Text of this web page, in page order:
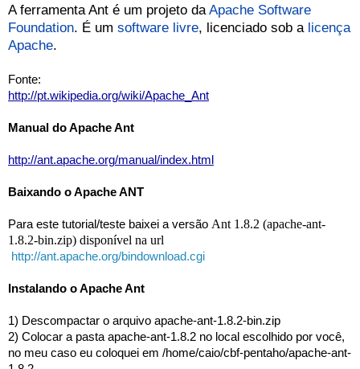
A ferramenta Ant é um projeto da Apache Software
Foundation. É um software livre, licenciado sob a licença
Apache.
Fonte:
http://pt.wikipedia.org/wiki/Apache_Ant
Manual do Apache Ant
http://ant.apache.org/manual/index.html
Baixando o Apache ANT
Para este tutorial/teste baixei a versão Ant 1.8.2 (apache-ant-
1.8.2-bin.zip) disponível na url
http://ant.apache.org/bindownload.cgi
Instalando o Apache Ant
1) Descompactar o arquivo apache-ant-1.8.2-bin.zip
2) Colocar a pasta apache-ant-1.8.2 no local escolhido por você,
no meu caso eu coloquei em /home/caio/cbf-pentaho/apache-ant-